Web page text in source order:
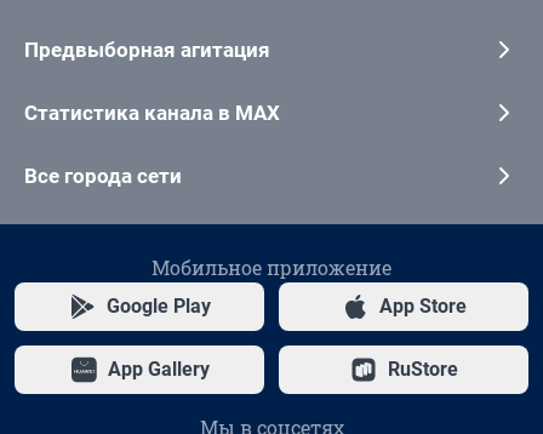
Предвыборная агитация
Статистика канала в MAX
Все города сети
Мобильное приложение
Google Play App Store
App Gallery RuStore
Мы в соцсетях